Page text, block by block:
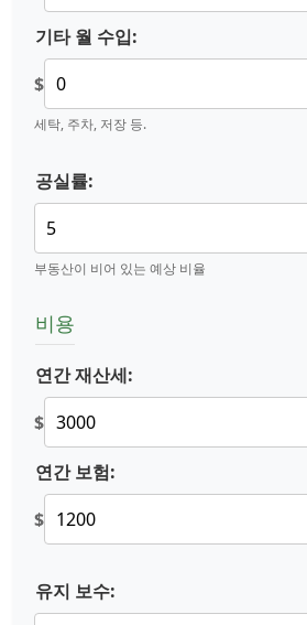
기타 월 수입:
$
세탁, 주차, 저장 등.
공실률:
부동산이 비어 있는 예상 비율
비용
연간 재산세:
$
연간 보험:
$
유지 보수: